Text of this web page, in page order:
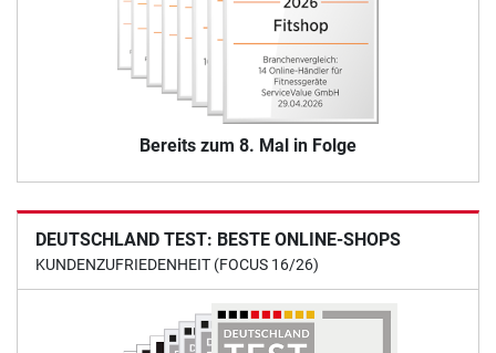
Bereits zum 8. Mal in Folge
DEUTSCHLAND TEST: BESTE ONLINE-SHOPS
KUNDENZUFRIEDENHEIT (FOCUS 16/26)